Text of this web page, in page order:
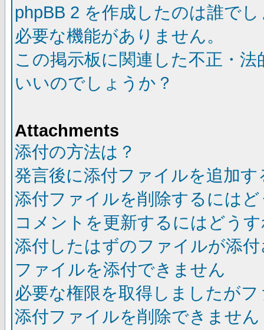
phpBB 2 を作成したのは誰で
必要な機能がありません。
この掲示板に関連した不正・
いいのでしょうか？
Attachments
添付の方法は？
発言後に添付ファイルを追加
添付ファイルを削除するには
コメントを更新するにはどう
添付したはずのファイルが添
ファイルを添付できません
必要な権限を取得しましたが
添付ファイルを削除できません